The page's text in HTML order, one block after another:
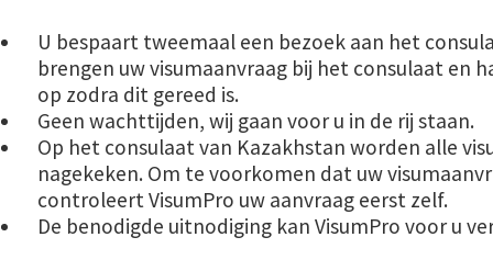
U bespaart tweemaal een bezoek aan het
brengen uw visumaanvraag bij het consulaat en
op zodra dit gereed is.
Geen wachttijden, wij gaan voor u in de rij staan.
Op het consulaat van Kazakhstan worden alle
nagekeken. Om te voorkomen dat uw
controleert VisumPro uw aanvraag eerst zelf.
De benodigde uitnodiging kan VisumPro voor u